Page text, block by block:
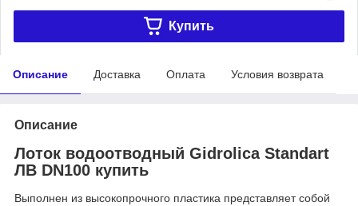
Купить
Описание Доставка Оплата Условия возврата
Описание
Лоток водоотводный Gidrolica Standart
ЛВ DN100 купить
Выполнен из высокопрочного пластика представляет собой